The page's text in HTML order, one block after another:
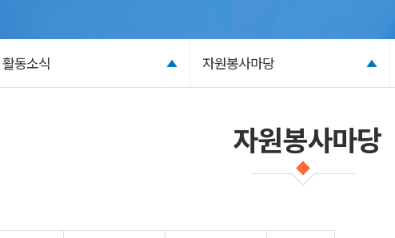
활동소식 자원봉사마당
자원봉사마당